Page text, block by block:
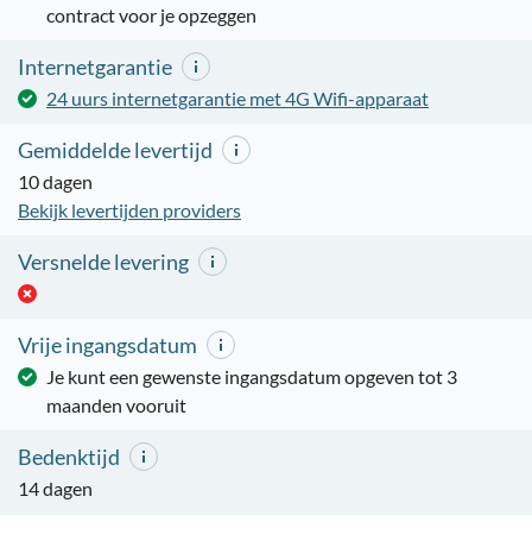
contract voor je opzeggen
Internetgarantie
24 uurs internetgarantie met 4G Wifi-apparaat
Gemiddelde levertijd
10 dagen
Bekijk levertijden providers
Versnelde levering
Vrije ingangsdatum
Je kunt een gewenste ingangsdatum opgeven tot 3
maanden vooruit
Bedenktijd
14 dagen